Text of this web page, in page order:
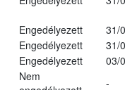
Engedélyezett
31/
Engedélyezett
31/
Engedélyezett
03/
Nem
-